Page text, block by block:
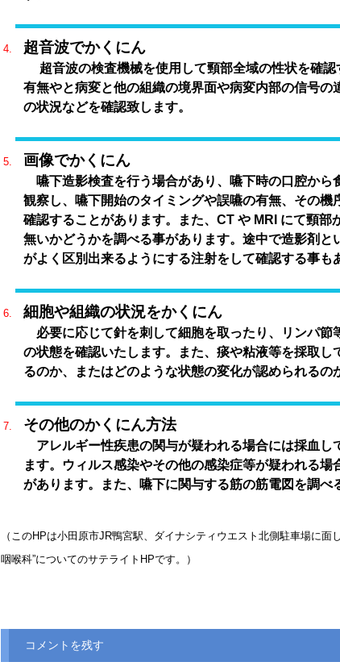
超音波でかくにん
超音波の検査機械を使用して頸部全域の性状を確認
有無やと病変と他の組織の境界面や病変内部の信号の
の状況などを確認致します。
画像でかくにん
嚥下造影検査を行う場合があり、嚥下時の口腔から
観察し、嚥下開始のタイミングや誤嚥の有無、その機
確認することがあります。また、CT や MRI にて頸部
無いかどうかを調べる事があります。途中で造影剤と
がよく区別出来るようにする注射をして確認する事も
細胞や組織の状況をかくにん
必要に応じて針を刺して細胞を取ったり、リンパ節
の状態を確認いたします。また、痰や粘液等を採取し
るのか、またはどのような状態の変化が認められるの
その他のかくにん方法
アレルギー性疾患の関与が疑われる場合には採血し
ます。ウィルス感染やその他の感染症等が疑われる場
があります。また、嚥下に関与する筋の筋電図を調べ
（このHPは小田原市JR鴨宮駅、ダイナシティウエスト北側駐車場に面
咽喉科”についてのサテライトHPです。）
コメントを残す